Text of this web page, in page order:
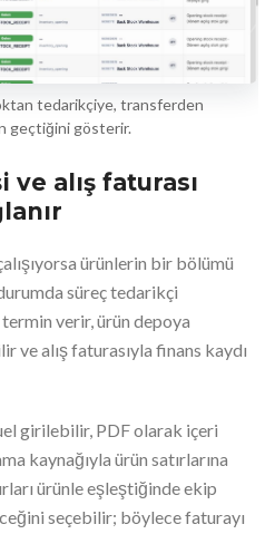
tedarikçiye, transferden
geçtiğini gösterir.
alış faturası
ürünlerin bir bölümü
süreç tedarikçi
verir, ürün depoya
alış faturasıyla finans kaydı
girilebilir, PDF olarak içeri
kaynağıyla ürün satırlarına
ürünle eşleştiğinde ekip
seçebilir; böylece faturayı